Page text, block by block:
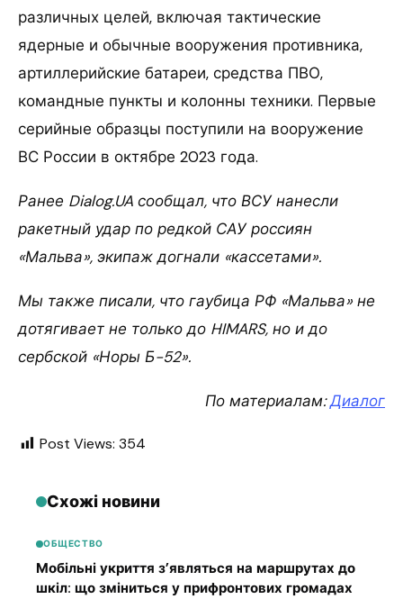
различных целей, включая тактические
ядерные и обычные вооружения противника,
артиллерийские батареи, средства ПВО,
командные пункты и колонны техники. Первые
серийные образцы поступили на вооружение
ВС России в октябре 2023 года.
Ранее Dialog.UA сообщал, что ВСУ нанесли
ракетный удар по редкой САУ россиян
«Мальва», экипаж догнали «кассетами».
Мы также писали, что гаубица РФ «Мальва» не
дотягивает не только до HIMARS, но и до
сербской «Норы Б-52».
По материалам:Диалог
Post Views: 354
Схожі новини
ОБЩЕСТВО
Мобільні укриття з’являться на маршрутах до
шкіл: що зміниться у прифронтових громадах